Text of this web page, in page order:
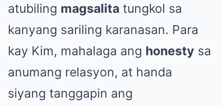
atubiling magsalita tungkol sa
kanyang sariling karanasan. Para
kay Kim, mahalaga ang honesty sa
anumang relasyon, at handa
siyang tanggapin ang